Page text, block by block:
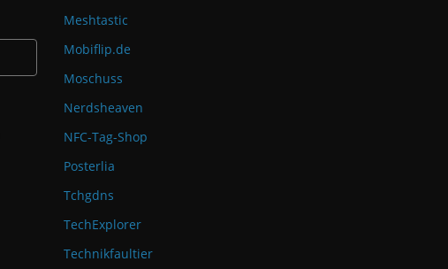
Meshtastic
Mobiflip.de
Moschuss
Nerdsheaven
NFC-Tag-Shop
Posterlia
Tchgdns
TechExplorer
Technikfaultier